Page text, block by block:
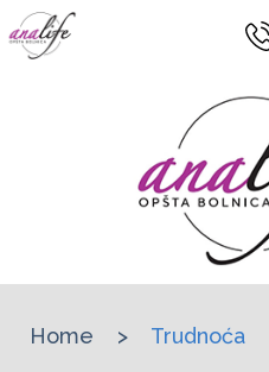
Home > Trudnoća